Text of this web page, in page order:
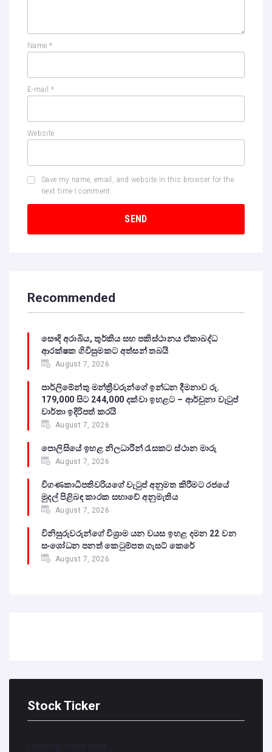
Name *
E-mail *
Website
Save my name, email, and website in this browser for the
next time I comment.
Recommended
සෞදි අරාබිය, තුර්කිය සහ පකිස්ථානය ඒකාබද්ධ
ආරක්ෂක ගිවිසුමකට අත්සන් තබයි
August 7, 2026
පාර්ලිමේන්තු මන්ත්‍රීවරුන්ගේ ඉන්ධන දීමනාව රු.
179,000 සිට 244,000 දක්වා ඉහළට – ආර්චුනා වැටුප්
වාර්තා ඉදිරිපත් කරයි
August 7, 2026
පොලිසියේ ඉහළ නිලධාරීන් රැසකට ස්ථාන මාරු
August 7, 2026
විගණකාධිපතිවරියගේ වැටුප් අනුමත කිරීමට රජයේ
මුදල් පිළිබඳ කාරක සභාවේ අනුමැතිය
August 7, 2026
විනිසුරුවරුන්ගේ විශ්‍රාම යන වයස ඉහළ දමන 22 වන
සංශෝධන පනත් කෙටුම්පත ගැසට් කෙරේ
August 7, 2026
Stock Ticker
Loading stock data...